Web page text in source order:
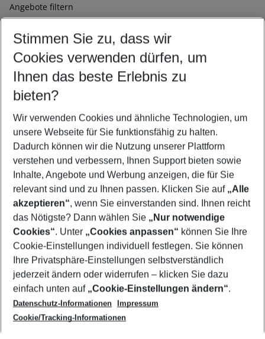
Angebote filtern
Ändern Sie Ihre Kriterien nach Ihren Wünschen
Abflughafen wählen
Beliebiger Abflughafen
Reisezeitraum wählen
08.08.26– 06.08.27 5-8 Nächte
2 Erwachsene Keine Kinder
Mehr Filter anzeigen
Footer
Footer navigation
Über uns
AGB
Cookie-Einstellungen ändern
Cookie-Richtlinie
Datenschutz
Service & Hilfe
Barrierefreies Reisen
Check-in
Folgen Sie uns
Stimmen Sie zu, dass wir
Cookies verwenden dürfen, um
Ihnen das beste Erlebnis zu
bieten?
Wir verwenden Cookies und ähnliche Technologien, um
unsere Webseite für Sie funktionsfähig zu halten.
Dadurch können wir die Nutzung unserer Plattform
verstehen und verbessern, Ihnen Support bieten sowie
Inhalte, Angebote und Werbung anzeigen, die für Sie
relevant sind und zu Ihnen passen. Klicken Sie auf „Alle
akzeptieren“, wenn Sie einverstanden sind. Ihnen reicht
das Nötigste? Dann wählen Sie „Nur notwendige
Cookies“. Unter „Cookies anpassen“ können Sie Ihre
Cookie-Einstellungen individuell festlegen. Sie können
Ihre Privatsphäre-Einstellungen selbstverständlich
jederzeit ändern oder widerrufen – klicken Sie dazu
einfach unten auf „Cookie-Einstellungen ändern“.
Datenschutz-Informationen
Impressum
Cookie/Tracking-Informationen